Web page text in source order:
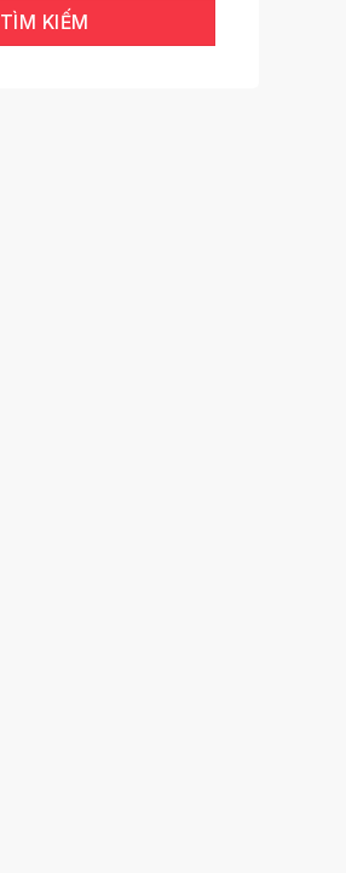
TÌM KIẾM